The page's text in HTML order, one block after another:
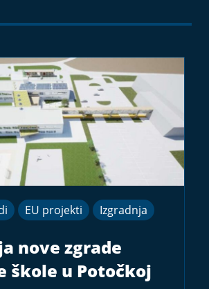
EU projekti Izgradnja
nove zgrade
škole u Potočkoj